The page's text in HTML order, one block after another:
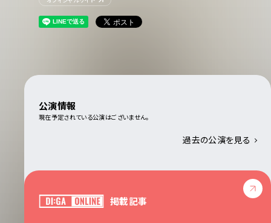
公演情報
現在予定されている公演はございません。
過去の公演を見る
掲載記事